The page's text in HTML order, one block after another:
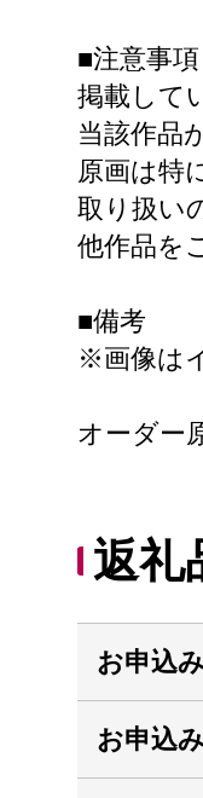
■注意事項
掲載して
当該作品
原画は特
取り扱い
他作品を
■備考
※画像は
オーダー
返礼
お申込
お申込